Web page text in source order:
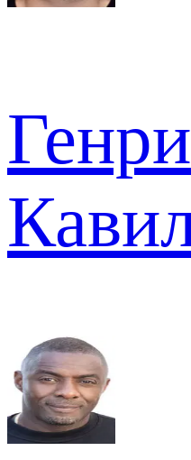
Генри